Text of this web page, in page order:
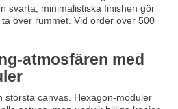
svarta, minimalistiska finishen gör
över rummet. Vid order över 500
atmosfären med
största canvas. Hexagon-moduler